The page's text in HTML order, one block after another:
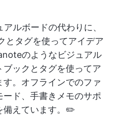
ルボードの代わりに、
とタグを使ってアイデア
のようなビジュアル
ックとタグを使ってア
。オフラインでのファ
ド、手書きメモのサポ
備えています。✏️